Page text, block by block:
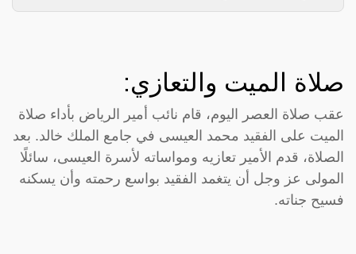
صلاة الميت والتعازي:
عقب صلاة العصر اليوم، قام نائب أمير الرياض بأداء صلاة
الميت على الفقيد محمد العيسى في جامع الملك خالد. بعد
الصلاة، قدم الأمير تعازيه ومواساته لأسرة العيسى، سائلًا
المولى عز وجل أن يتغمد الفقيد بواسع رحمته وأن يسكنه
فسيح جناته.